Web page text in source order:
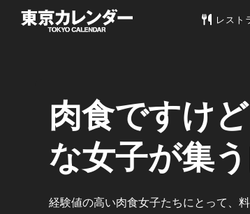
東京カレ
レスト
肉食ですけ
な女子が集
経験値の高い肉食女子たちにとって、